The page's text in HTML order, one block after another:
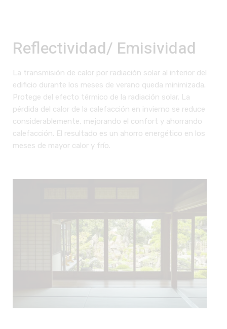
Reflectividad/ Emisividad
La transmisión de calor por radiación solar al interior del
edificio durante los meses de verano queda minimizada.
Protege del efecto térmico de la radiación solar. La
pérdida del calor de la calefacción en invierno se reduce
considerablemente, mejorando el confort y ahorrando
calefacción. El resultado es un ahorro energético en los
meses de mayor calor y frío.